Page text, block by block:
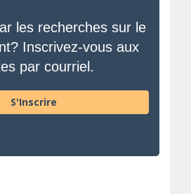
les recherches sur le
Inscrivez-vous aux
par courriel.
S'Inscrire